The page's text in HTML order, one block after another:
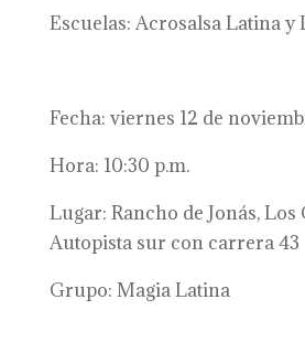
Escuelas: Acrosalsa Latina y
Fecha: viernes 12 de
Hora: 10:30 p.m.
Lugar: Rancho de Jonás, Los
Autopista sur con carrera 43
Grupo: Magia Latina